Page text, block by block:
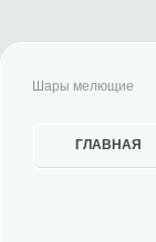
Шары мелющие
ГЛАВНАЯ